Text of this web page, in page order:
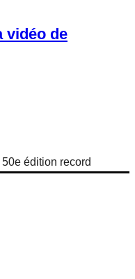
vidéo de
édition record